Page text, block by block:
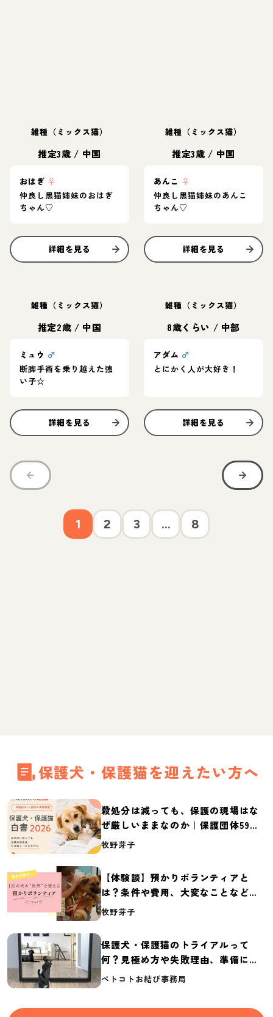
雑種（ミックス猫）
推定3歳 / 中国
おはぎ ♀
仲良し黒猫姉妹のおはぎ
ちゃん♡
詳細を見る
雑種（ミックス猫）
推定3歳 / 中国
あんこ ♀
仲良し黒猫姉妹のあんこ
ちゃん♡
詳細を見る
雑種（ミックス猫）
推定2歳 / 中国
ミュウ ♂
断脚手術を乗り越えた強
い子☆
詳細を見る
雑種（ミックス猫）
8歳くらい / 中部
アダム ♂
とにかく人が大好き！
詳細を見る
1 2 3 ... 8
保護犬・保護猫を迎えたい方へ
殺処分は減っても、保護の現場はな
ぜ厳しいままなのか｜保護団体59団
体の実態調査【保護犬・保護猫白書
牧野芽子
【体験談】預かりボランティアと
は？条件や費用、大変なことなど紹
介
牧野芽子
保護犬・保護猫のトライアルって
何？見極め方や失敗理由、準備に必
要なものを紹介
ペトコトお結び事務局